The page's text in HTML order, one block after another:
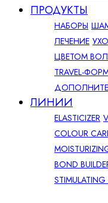
ПРОДУКТЫ
НАБОРЫ
ЛЕЧЕНИЕ
ЦВЕТОМ
TRAVEL-
ЛИНИИ
ELASTICIZER
COLOUR
BOND
STIMULATING